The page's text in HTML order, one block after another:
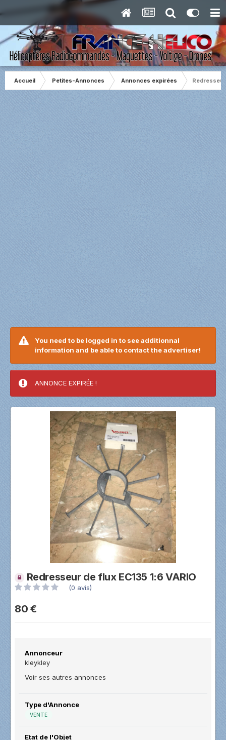
Accueil Petites-Annonces Annonces expirées Redresseur
You need to be logged in to see additionnal
information and be able to contact the advertiser!
ANNONCE EXPIRÉE !
Redresseur de flux EC135 1:6 VARIO
(0 avis)
80 €
Annonceur
kleykley
Voir ses autres annonces
Type d'Annonce
VENTE
Etat de l'Objet